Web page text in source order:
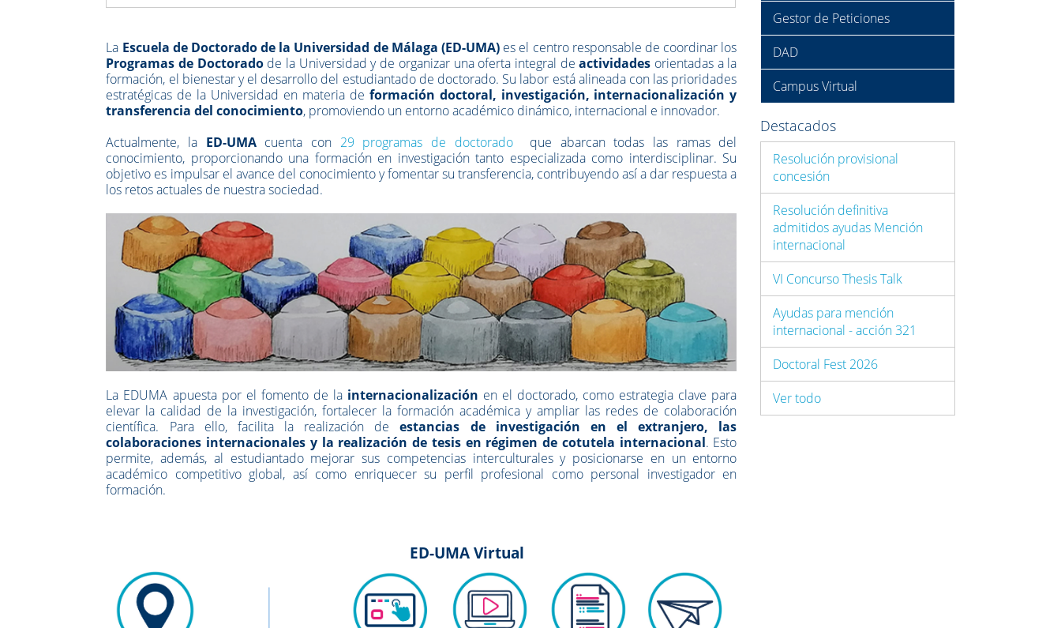
La Escuela de Doctorado de la Universidad de Málaga (ED-UMA) es el centro responsable de coordinar los
Programas de Doctoradode la Universidad y de organizar una oferta integral deactividades orientadas a la
formación, el bienestar y el desarrollo del estudiantado de doctorado. Su labor está alineada con las prioridades
estratégicas de la Universidad en materia de formación doctoral, investigación, internacionalización y
transferencia del conocimiento, promoviendo un entorno académico dinámico, internacional e innovador.
Actualmente, la ED-UMAcuenta con 29 programas de doctorado
que abarcan todas las ramas del
conocimiento, proporcionando una formación en investigación tanto especializada como interdisciplinar. Su
objetivo es impulsar el avance del conocimiento y fomentar su transferencia, contribuyendo así a dar respuesta a
los retos actuales de nuestra sociedad.
La EDUMA apuesta por el fomento de la internacionalización en el doctorado, como estrategia clave para
elevar la calidad de la investigación, fortalecer la formación académica y ampliar las redes de colaboración
científica. Para ello, facilita la realización deestancias de investigación en el extranjero, las
colaboraciones internacionales y la realización de tesis en régimen de cotutela internacional. Esto
permite, además, al estudiantado mejorar sus competencias interculturales y posicionarse en un entorno
académico competitivo global, así como enriquecer su perfil profesional como personal investigador en
formación.
ED-UMA Virtual
Gestor de Peticiones
DAD
Campus Virtual
Destacados
Resolución provisional
concesión
Resolución definitiva
admitidos ayudas Mención
internacional
VI Concurso Thesis Talk
Ayudas para mención
internacional - acción 321
Doctoral Fest 2026
Ver todo